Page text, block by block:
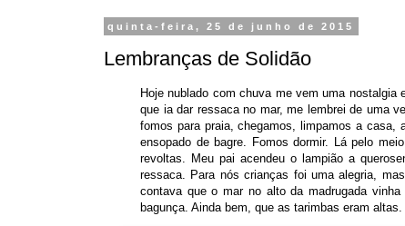
quinta-feira, 25 de junho de 2015
Lembranças de Solidão
Hoje nublado com chuva me vem uma
que ia dar ressaca no mar, me lembrei de uma
fomos para praia, chegamos, limpamos a casa,
ensopado de bagre. Fomos dormir. Lá pelo
revoltas. Meu pai acendeu o lampião a
ressaca. Para nós crianças foi uma alegria,
contava que o mar no alto da madrugada
bagunça. Ainda bem, que as tarimbas eram